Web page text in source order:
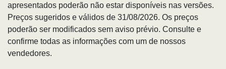
apresentados poderão não estar disponíveis nas versões.
Preços sugeridos e válidos de 31/08/2026. Os preços
poderão ser modificados sem aviso prévio. Consulte e
confirme todas as informações com um de nossos
vendedores.